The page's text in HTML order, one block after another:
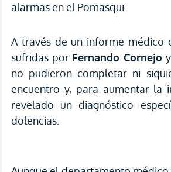
alarmas en el Pomasqui.
A través de un informe médico
sufridas por Fernando Cornejo y
no pudieron completar ni
encuentro y, para aumentar la
revelado un diagnóstico
dolencias.